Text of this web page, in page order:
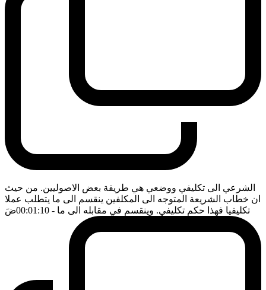
الشرعي الى تكليفي ووضعي هي طريقة بعض الاصوليين. من حيث
ان خطاب الشريعة المتوجه الى المكلفين ينقسم الى ما يتطلب عملا
تكليفيا فهذا حكم تكليفي. وينقسم في مقابله الى ما - 00:01:10 ضَ